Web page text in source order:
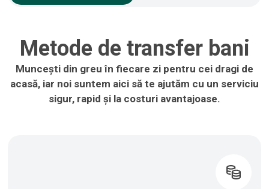
Metode de transfer bani
Muncești din greu în fiecare zi pentru cei dragi de
acasă, iar noi suntem aici să te ajutăm cu un serviciu
sigur, rapid și la costuri avantajoase.